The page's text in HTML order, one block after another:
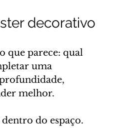
decorativo
que parece: qual
uma
melhor.
do espaço.